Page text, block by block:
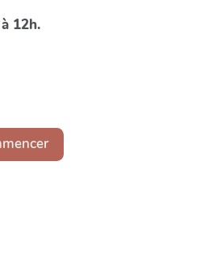
12h.